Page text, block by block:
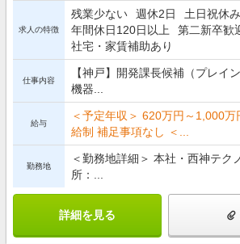
求人の特徴
残業少ない 週休2日
土日祝休み
年間休日120日以上
第二新卒歓
社宅・家賃補助あり
仕事内容
【神戸】開発課長候補（プレイ
機器...
給与
＜予定年収＞ 620万円～1,000万
給制 補足事項なし ＜...
勤務地
＜勤務地詳細＞ 本社・西神テク
所：...
詳細を見る